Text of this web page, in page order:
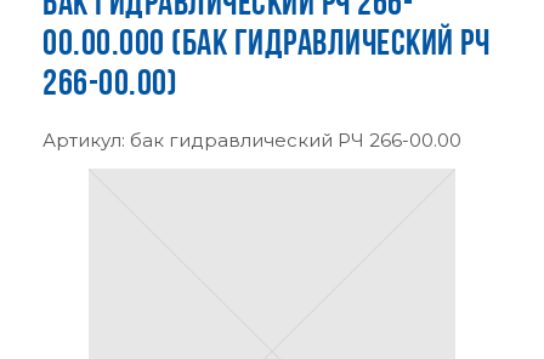
00.00.000 (БАК ГИДРАВЛИЧЕСКИЙ РЧ
266-00.00)
Артикул: бак гидравлический РЧ 266-00.00